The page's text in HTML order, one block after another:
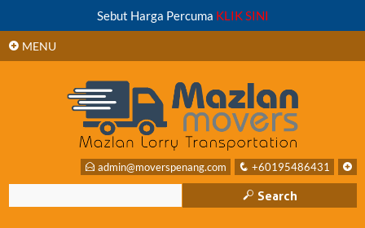
Sebut Harga Percuma KLIK SINI
+ MENU
+
q +60195486431
E admin@moverspenang.com
M Search